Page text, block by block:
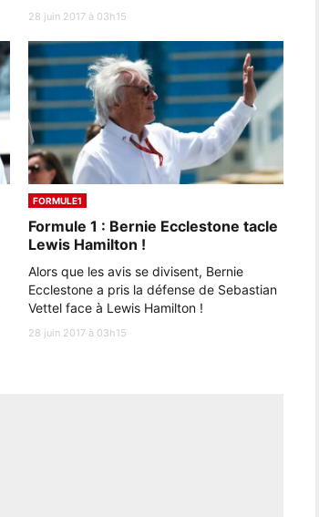
28 juin 2017 à 03h15
FORMULE1
Formule 1 : Bernie Ecclestone tacle
Lewis Hamilton !
Alors que les avis se divisent, Bernie
Ecclestone a pris la défense de Sebastian
Vettel face à Lewis Hamilton !
28 juin 2017 à 03h15